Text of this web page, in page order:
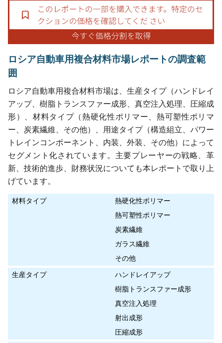
ロシア自動車用複合材料市場レポートの調査範
囲
ロシア自動車用複合材料市場は、生産タイプ（ハンドレイ
アップ、樹脂トランスファー成形、真空注入処理、圧縮成
形）、材料タイプ（熱硬化性ポリマー、熱可塑性ポリマ
ー、炭素繊維、その他）、用途タイプ（構造組立、パワー
トレインコンポーネント、内装、外装、その他）によって
セグメント化されています。主要プレーヤーの戦略、革
新、技術的進歩、財務状況についても本レポートで取り上
げています。
材料タイプ
熱硬化性ポリマー
熱可塑性ポリマー
炭素繊維
ガラス繊維
その他
生産タイプ
ハンドレイアップ
樹脂トランスファー成形
真空注入処理
射出成形
圧縮成形